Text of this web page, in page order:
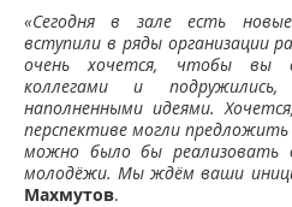
«Сегодня в зале есть
вступили в ряды организации
очень хочется, чтобы вы
коллегами и
наполненными идеями.
перспективе могли
можно было бы
молодёжи. Мы ждём ваши
Махмутов.